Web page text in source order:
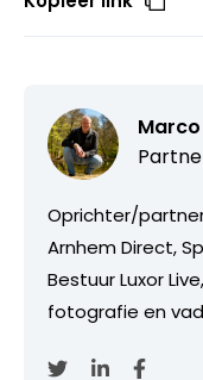
Oprichter/
Arnhem Direct,
Bestuur Luxor
fotografie en